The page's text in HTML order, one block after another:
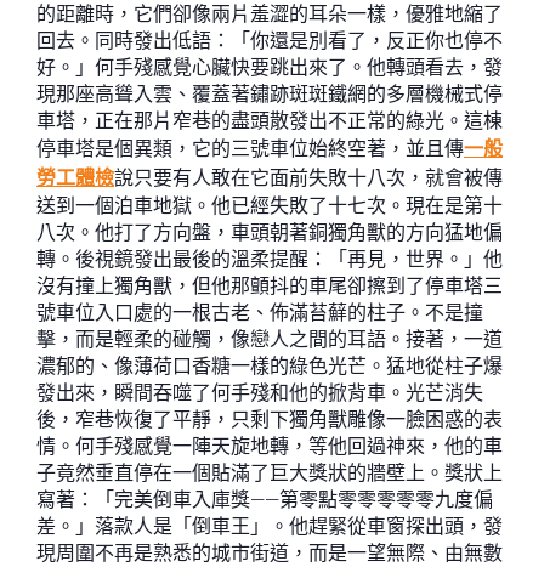
的距離時，它們卻像兩片羞澀的耳朵一樣，優雅地縮了
回去。同時發出低語：「你還是別看了，反正你也停不
好。」何手殘感覺心臟快要跳出來了。他轉頭看去，發
現那座高聳入雲、覆蓋著鏽跡斑斑鐵網的多層機械式停
車塔，正在那片窄巷的盡頭散發出不正常的綠光。這棟
停車塔是個異類，它的三號車位始終空著，並且傳一般
勞工體檢說只要有人敢在它面前失敗十八次，就會被傳
送到一個泊車地獄。他已經失敗了十七次。現在是第十
八次。他打了方向盤，車頭朝著銅獨角獸的方向猛地偏
轉。後視鏡發出最後的溫柔提醒：「再見，世界。」他
沒有撞上獨角獸，但他那顫抖的車尾卻擦到了停車塔三
號車位入口處的一根古老、佈滿苔蘚的柱子。不是撞
擊，而是輕柔的碰觸，像戀人之間的耳語。接著，一道
濃郁的、像薄荷口香糖一樣的綠色光芒。猛地從柱子爆
發出來，瞬間吞噬了何手殘和他的掀背車。光芒消失
後，窄巷恢復了平靜，只剩下獨角獸雕像一臉困惑的表
情。何手殘感覺一陣天旋地轉，等他回過神來，他的車
子竟然垂直停在一個貼滿了巨大獎狀的牆壁上。獎狀上
寫著：「完美倒車入庫獎——第零點零零零零零九度偏
差。」落款人是「倒車王」。他趕緊從車窗探出頭，發
現周圍不再是熟悉的城市街道，而是一望無際、由無數